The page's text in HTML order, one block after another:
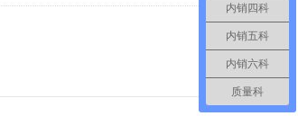
内销四科
内销五科
内销六科
质量科